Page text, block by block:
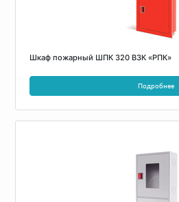
Шкаф пожарный ШПК 320 ВЗК «РПК»
Подробнее